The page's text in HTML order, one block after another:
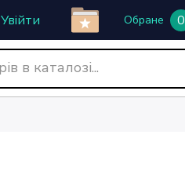
Увійти Обране 0